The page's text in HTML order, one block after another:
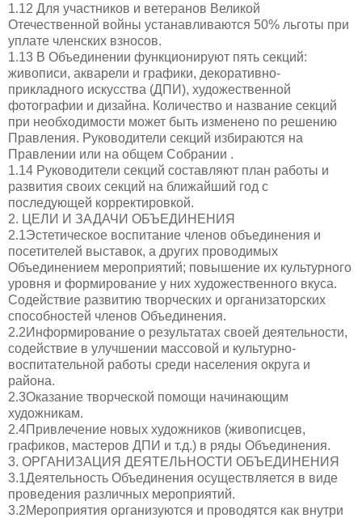
1.12 Для участников и ветеранов Великой
Отечественной войны устанавливаются 50% льготы при
уплате членских взносов.
1.13 В Объединении функционируют пять секций:
живописи, акварели и графики, декоративно-
прикладного искусства (ДПИ), художественной
фотографии и дизайна. Количество и название секций
при необходимости может быть изменено по решению
Правления. Руководители секций избираются на
Правлении или на общем Собрании .
1.14 Руководители секций составляют план работы и
развития своих секций на ближайший год с
последующей корректировкой.
2. ЦЕЛИ И ЗАДАЧИ ОБЪЕДИНЕНИЯ
2.1Эстетическое воспитание членов объединения и
посетителей выставок, а других проводимых
Объединением мероприятий; повышение их культурного
уровня и формирование у них художественного вкуса.
Содействие развитию творческих и организаторских
способностей членов Объединения.
2.2Информирование о результатах своей деятельности,
содействие в улучшении массовой и культурно-
воспитательной работы среди населения округа и
района.
2.3Оказание творческой помощи начинающим
художникам.
2.4Привлечение новых художников (живописцев,
графиков, мастеров ДПИ и т.д.) в ряды Объединения.
3. ОРГАНИЗАЦИЯ ДЕЯТЕЛЬНОСТИ ОБЪЕДИНЕНИЯ
3.1Деятельность Объединения осуществляется в виде
проведения различных мероприятий.
3.2Мероприятия организуются и проводятся как внутри